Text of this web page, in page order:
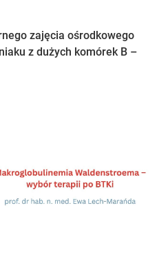
zajęcia ośrodkowego
z dużych komórek B –